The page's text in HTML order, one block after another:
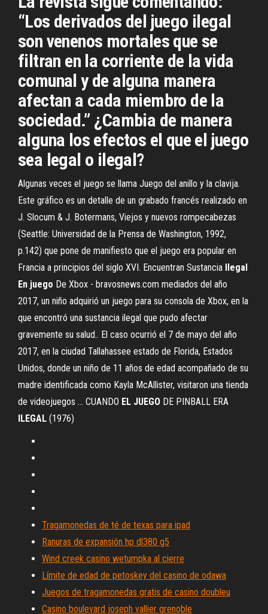
“Los derivados del juego ilegal
son venenos mortales que se
filtran en la corriente de la vida
comunal y de alguna manera
afectan a cada miembro de la
sociedad.” ¿Cambia de manera
alguna los efectos el que el juego
sea legal o ilegal?
Algunas veces el juego se llama Juego del anillo y la clavija.
Este gráfico es un detalle de un grabado francés realizado en
J. Slocum & J. Botermans, Viejos y nuevos rompecabezas
(Seattle: Universidad de la Prensa de Washington, 1992,
p.142) que pone de manifiesto que el juego era popular en
Francia a principios del siglo XVI. Encuentran Sustancia Ilegal
En juego De Xbox - bravosnews.com mediados del año
2017, un niño adquirió un juego para su consola de Xbox, en la
que encontró una sustancia ilegal que pudo afectar
gravemente su salud.. El caso ocurrió el 7 de mayo del año
2017, en la ciudad Tallahassee estado de Florida, Estados
Unidos, donde un niño de 11 años de edad acompañado de su
madre identificada como Kayla McAllister, visitaron una tienda
de videojuegos ... CUANDO EL JUEGO DE PINBALL ERA
ILEGAL (1976)
Tragamonedas de té de texas para ipad
Ranuras de expansión hp dl380 g5
Wind creek casino wetumpka al cierre
Límite de edad de petoskey del casino de odawa
Juegos de tragamonedas gratis de casino doubleu
Casino boulevard joseph vallier grenoble